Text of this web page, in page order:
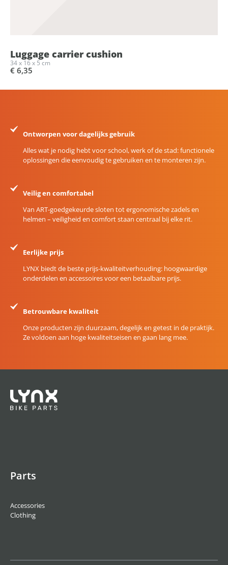
Luggage carrier cushion
34 x 16 x 5 cm
€ 6,35
Ontworpen voor dagelijks gebruik
Alles wat je nodig hebt voor school, werk of de stad: functionele
oplossingen die eenvoudig te gebruiken en te monteren zijn.
Veilig en comfortabel
Van ART-goedgekeurde sloten tot ergonomische zadels en
helmen – veiligheid en comfort staan centraal bij elke rit.
Eerlijke prijs
LYNX biedt de beste prijs-kwaliteitverhouding: hoogwaardige
onderdelen en accessoires voor een betaalbare prijs.
Betrouwbare kwaliteit
Onze producten zijn duurzaam, degelijk en getest in de praktijk.
Ze voldoen aan hoge kwaliteitseisen en gaan lang mee.
Parts
Accessories
Clothing